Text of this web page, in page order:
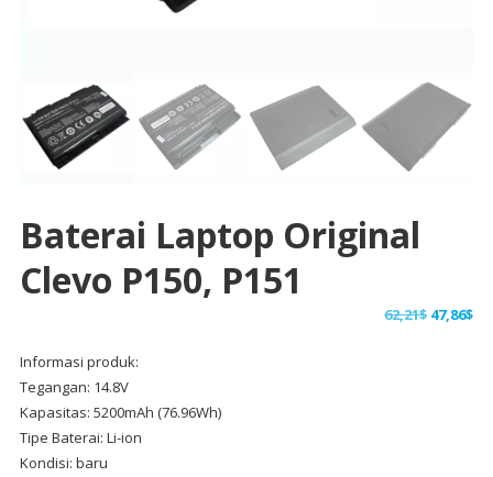
Baterai Laptop Original
Clevo P150, P151
62,21$ Harga
47,86$
Informasi produk:
Tegangan: 14.8V
Kapasitas: 5200mAh (76.96Wh)
Tipe Baterai: Li-ion
Kondisi: baru